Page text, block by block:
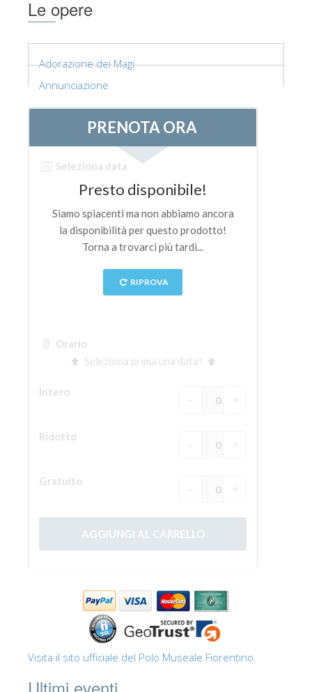
Le opere
Adorazione dei Magi
Annunciazione
Visita il sito ufficiale del Polo Museale Fiorentino.